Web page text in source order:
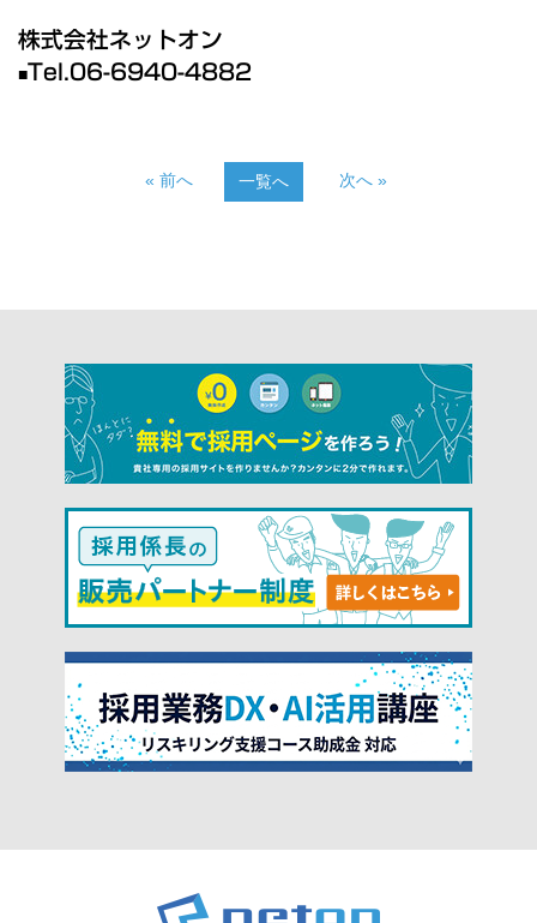
株式会社ネットオン
■Tel. 06-6940-4882
« 前へ 一覧へ 次へ »